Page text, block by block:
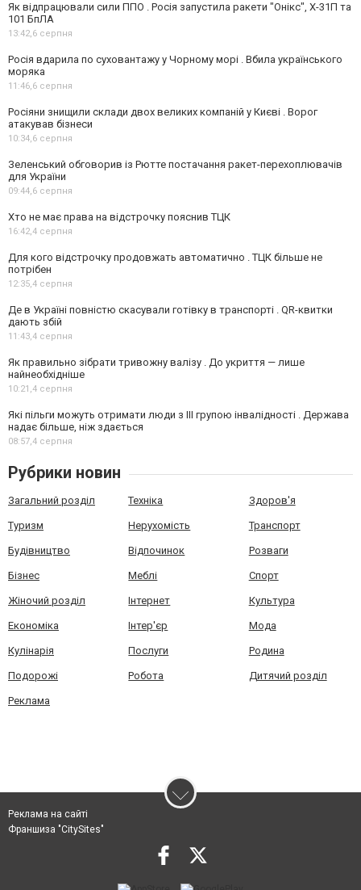
Як відпрацювали сили ППО . Росія запустила ракети "Онікс", Х-31П та
101 БпЛА
13:42,6 серпня
Росія вдарила по суховантажу у Чорному морі . Вбила українського
моряка
11:46,6 серпня
Росіяни знищили склади двох великих компаній у Києві . Ворог
атакував бізнеси
10:34,6 серпня
Зеленський обговорив із Рютте постачання ракет-перехоплювачів
для України
09:44,6 серпня
Хто не має права на відстрочку пояснив ТЦК
16:42,4 серпня
Для кого відстрочку продовжать автоматично . ТЦК більше не
потрібен
12:35,4 серпня
Де в Україні повністю скасували готівку в транспорті . QR-квитки
дають збій
11:43,4 серпня
Як правильно зібрати тривожну валізу . До укриття — лише
найнеобхідніше
10:21,4 серпня
Які пільги можуть отримати люди з III групою інвалідності . Держава
надає більше, ніж здається
08:57,4 серпня
Рубрики новин
Загальний розділ Техніка Здоров'я
Туризм Нерухомість Транспорт
Будівництво Відпочинок Розваги
Бізнес Меблі Спорт
Жіночий розділ Інтернет Культура
Економіка Інтер'єр Мода
Кулінарія Послуги Родина
Подорожі Робота Дитячий розділ
Реклама
Реклама на сайті
Франшиза "CitySites"